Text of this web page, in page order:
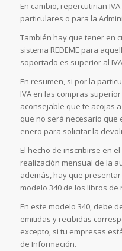
En cambio, repercutirian
particulares o para la
También hay que tener en
sistema REDEME para
soportado es superior al
En resumen, si por la
IVA en las compras
aconsejable que te acojas
que no será necesario que
enero para solicitar la
El hecho de inscribirse en el
realización mensual de la
además, hay que
modelo 340 de los libros de
En este modelo 340, debe
emitidas y recibidas
excepto, si tu empresas
de Información.